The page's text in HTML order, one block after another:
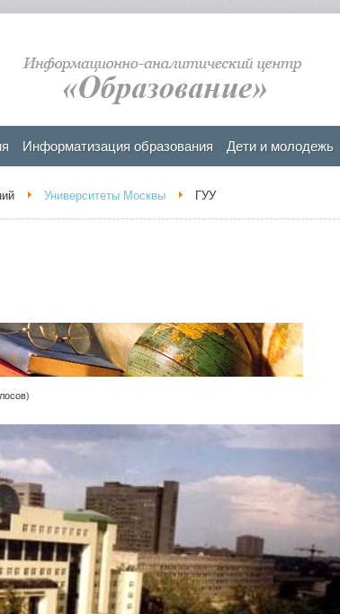
Информатизация образования Дети и молодежь
Университеты Москвы ГУУ